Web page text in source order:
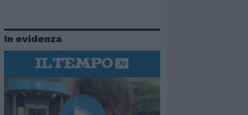
In evidenza